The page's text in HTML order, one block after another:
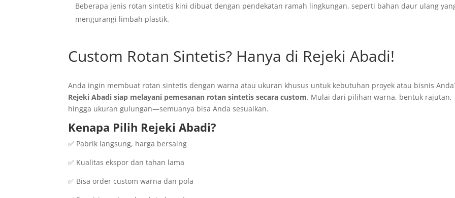
Beberapa jenis rotan sintetis kini dibuat dengan pendekatan ramah lingkungan, seperti bahan daur ulang
mengurangi limbah plastik.
Custom Rotan Sintetis? Hanya di Rejeki Abadi!
Anda ingin membuat rotan sintetis dengan warna atau ukuran khusus untuk kebutuhan proyek atau bisnis
Rejeki Abadi siap melayani pemesanan rotan sintetis secara custom. Mulai dari pilihan warna, bentuk rajutan,
hingga ukuran gulungan—semuanya bisa Anda sesuaikan.
Kenapa Pilih Rejeki Abadi?
✅ Pabrik langsung, harga bersaing
✅ Kualitas ekspor dan tahan lama
✅ Bisa order custom warna dan pola